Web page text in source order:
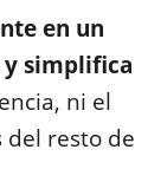
en un
simplifica
ni el
resto de